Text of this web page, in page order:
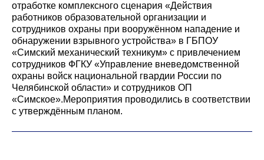
отработке комплексного сценария «Действия
работников образовательной организации и
сотрудников охраны при вооружённом нападение и
обнаружении взрывного устройства» в ГБПОУ
«Симский механический техникум» с привлечением
сотрудников ФГКУ «Управление вневедомственной
охраны войск национальной гвардии России по
Челябинской области» и сотрудников ОП
«Симское».Мероприятия проводились в соответствии
с утверждённым планом.